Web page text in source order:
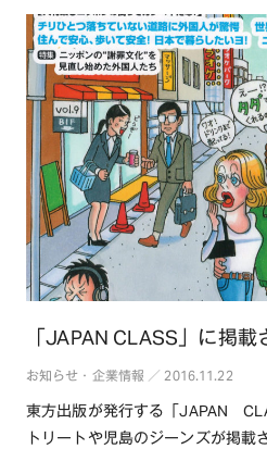
「JAPAN CLASS」に掲載
お知らせ・企業情報 ／ 2016.11.22
東方出版が発行する「JAPAN
トリートや児島のジーンズが掲載